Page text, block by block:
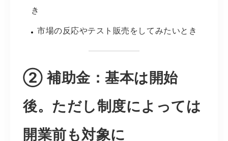
き
市場の反応やテスト販売をしてみたいとき
② 補助金：基本は開始
後。ただし制度によっては
開業前も対象に